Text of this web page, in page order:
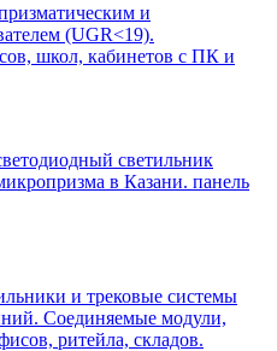
и
(UGR<19).
школ, кабинетов с ПК и
светильник
в Казани. панель
и трековые системы
Соединяемые модули,
ритейла, складов.